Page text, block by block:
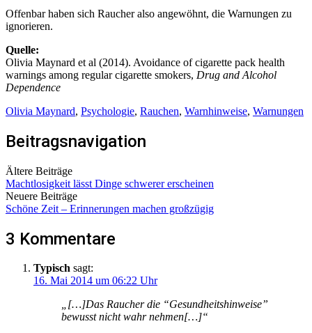
Offenbar haben sich Raucher also angewöhnt, die Warnungen zu
ignorieren.
Quelle:
Olivia Maynard et al (2014). Avoidance of cigarette pack health
warnings among regular cigarette smokers, Drug and Alcohol
Dependence
Olivia Maynard, Psychologie, Rauchen, Warnhinweise, Warnungen
Beitragsnavigation
Ältere Beiträge
Machtlosigkeit lässt Dinge schwerer erscheinen
Neuere Beiträge
Schöne Zeit – Erinnerungen machen großzügig
3 Kommentare
Typisch sagt:
16. Mai 2014 um 06:22 Uhr
„[…]Das Raucher die “Gesundheitshinweise”
bewusst nicht wahr nehmen[…]“